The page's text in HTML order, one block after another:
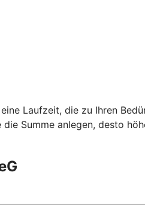
Laufzeit, die zu Ihren
Summe anlegen, desto